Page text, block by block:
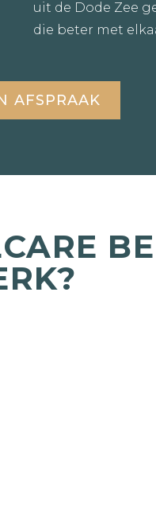
uit de Dode Zee
die beter met
AFSPRAAK